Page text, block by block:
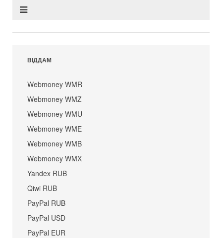
ВІДДАМ
Webmoney WMR
Webmoney WMZ
Webmoney WMU
Webmoney WME
Webmoney WMB
Webmoney WMX
Yandex RUB
Qiwi RUB
PayPal RUB
PayPal USD
PayPal EUR